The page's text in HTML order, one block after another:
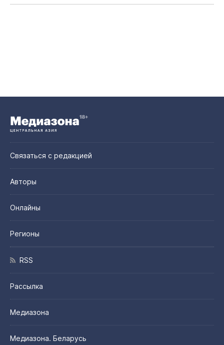
Связаться с редакцией
Авторы
Онлайны
Регионы
RSS
Рассылка
Медиазона
Медиазона. Беларусь